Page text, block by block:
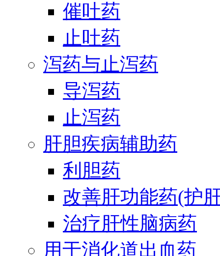
催吐药
止吐药
泻药与止泻药
导泻药
止泻药
肝胆疾病辅助药
利胆药
改善肝功能药(护
治疗肝性脑病药
用于消化道出血药